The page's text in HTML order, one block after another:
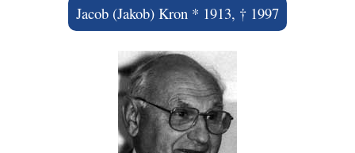
Jacob (Jakob) Kron * 1913, † 1997